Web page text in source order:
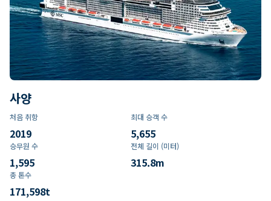
사양
처음 취항
2019
최대 승객 수
5,655
승무원 수
1,595
전체 길이 (미터)
315.8m
총 톤수
171,598t